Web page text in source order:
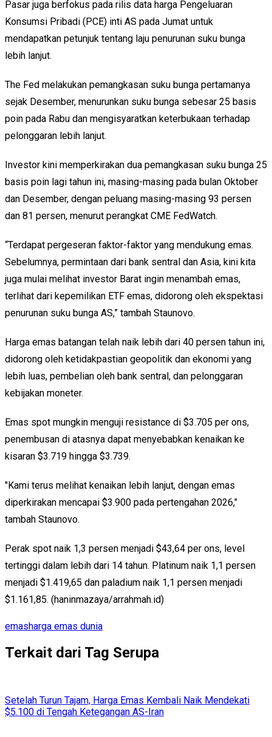
Pasar juga berfokus pada rilis data harga Pengeluaran
Konsumsi Pribadi (PCE) inti AS pada Jumat untuk
mendapatkan petunjuk tentang laju penurunan suku bunga
lebih lanjut.
The Fed melakukan pemangkasan suku bunga pertamanya
sejak Desember, menurunkan suku bunga sebesar 25 basis
poin pada Rabu dan mengisyaratkan keterbukaan terhadap
pelonggaran lebih lanjut.
Investor kini memperkirakan dua pemangkasan suku bunga 25
basis poin lagi tahun ini, masing-masing pada bulan Oktober
dan Desember, dengan peluang masing-masing 93 persen
dan 81 persen, menurut perangkat CME FedWatch.
“Terdapat pergeseran faktor-faktor yang mendukung emas.
Sebelumnya, permintaan dari bank sentral dan Asia, kini kita
juga mulai melihat investor Barat ingin menambah emas,
terlihat dari kepemilikan ETF emas, didorong oleh ekspektasi
penurunan suku bunga AS,” tambah Staunovo.
Harga emas batangan telah naik lebih dari 40 persen tahun ini,
didorong oleh ketidakpastian geopolitik dan ekonomi yang
lebih luas, pembelian oleh bank sentral, dan pelonggaran
kebijakan moneter.
Emas spot mungkin menguji resistance di $3.705 per ons,
penembusan di atasnya dapat menyebabkan kenaikan ke
kisaran $3.719 hingga $3.739.
"Kami terus melihat kenaikan lebih lanjut, dengan emas
diperkirakan mencapai $3.900 pada pertengahan 2026,"
tambah Staunovo.
Perak spot naik 1,3 persen menjadi $43,64 per ons, level
tertinggi dalam lebih dari 14 tahun. Platinum naik 1,1 persen
menjadi $1.419,65 dan paladium naik 1,1 persen menjadi
$1.161,85. (haninmazaya/arrahmah.id)
emasharga emas dunia
Terkait dari Tag Serupa
Setelah Turun Tajam, Harga Emas Kembali Naik Mendekati
$5.100 di Tengah Ketegangan AS-Iran